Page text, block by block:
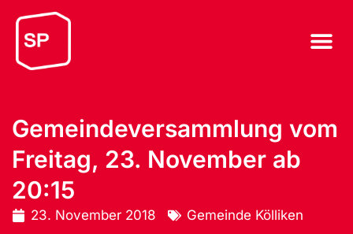
Gemeindeversammlung vom
Freitag, 23. November ab
20:15
23. November 2018 Gemeinde Kölliken